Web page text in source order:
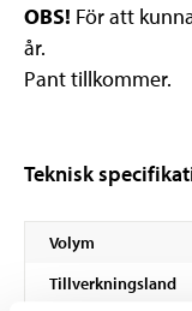
OBS! För att
år.
Pant tillkommer.
Teknisk
Volym
Tillverkningsland